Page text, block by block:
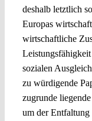
deshalb letztlich
Europas
wirtschaftliche
Leistungsfähigkeit
sozialen
zu würdigende
zugrunde
um der Entfaltung